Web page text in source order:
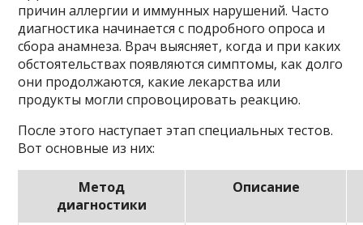
причин аллергии и иммунных нарушений. Часто
диагностика начинается с подробного опроса и
сбора анамнеза. Врач выясняет, когда и при каких
обстоятельствах появляются симптомы, как долго
они продолжаются, какие лекарства или
продукты могли спровоцировать реакцию.
После этого наступает этап специальных тестов.
Вот основные из них:
Метод
диагностики
Описание